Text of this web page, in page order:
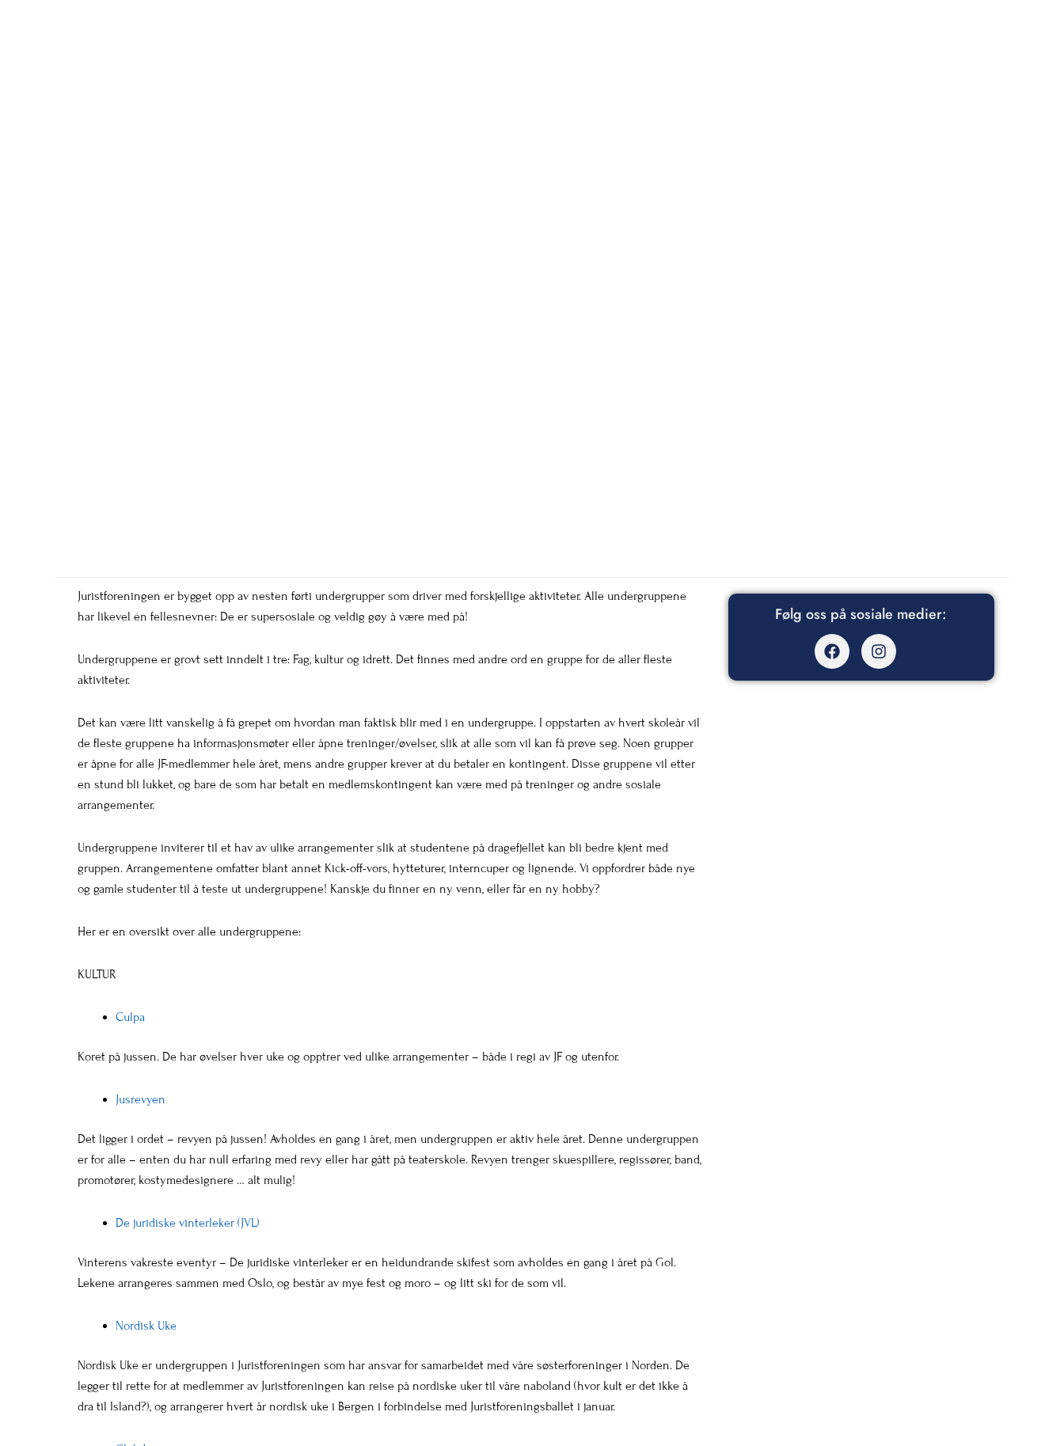
Juristforeningen er bygget opp av nesten førti undergrupper som driver med forskjellige aktiviteter. Alle undergruppene
har likevel én fellesnevner: De er supersosiale og veldig gøy å være med på!
Undergruppene er grovt sett inndelt i tre: Fag, kultur og idrett. Det finnes med andre ord en gruppe for de aller fleste
aktiviteter.
Det kan være litt vanskelig å få grepet om hvordan man faktisk blir med i en undergruppe. I oppstarten av hvert skoleår vil
de fleste gruppene ha informasjonsmøter eller åpne treninger/øvelser, slik at alle som vil kan få prøve seg. Noen grupper
er åpne for alle JF-medlemmer hele året, mens andre grupper krever at du betaler en kontingent. Disse gruppene vil etter
en stund bli lukket, og bare de som har betalt en medlemskontingent kan være med på treninger og andre sosiale
arrangementer.
Undergruppene inviterer til et hav av ulike arrangementer slik at studentene på dragefjellet kan bli bedre kjent med
gruppen. Arrangementene omfatter blant annet Kick-off-vors, hytteturer, interncuper og lignende. Vi oppfordrer både nye
og gamle studenter til å teste ut undergruppene! Kanskje du finner en ny venn, eller får en ny hobby?
Her er en oversikt over alle undergruppene:
KULTUR
Culpa
Koret på jussen. De har øvelser hver uke og opptrer ved ulike arrangementer – både i regi av JF og utenfor.
Jusrevyen
Det ligger i ordet – revyen på jussen! Avholdes én gang i året, men undergruppen er aktiv hele året. Denne undergruppen
er for alle – enten du har null erfaring med revy eller har gått på teaterskole. Revyen trenger skuespillere, regissører, band,
promotører, kostymedesignere … alt mulig!
De juridiske vinterleker (JVL)
Vinterens vakreste eventyr – De juridiske vinterleker er en heidundrande skifest som avholdes én gang i året på Gol.
Lekene arrangeres sammen med Oslo, og består av mye fest og moro – og litt ski for de som vil.
Nordisk Uke
Nordisk Uke er undergruppen i Juristforeningen som har ansvar for samarbeidet med våre søsterforeninger i Norden. De
legger til rette for at medlemmer av Juristforeningen kan reise på nordiske uker til våre naboland (hvor kult er det ikke å
dra til Island?), og arrangerer hvert år nordisk uke i Bergen i forbindelse med Juristforeningsballet i januar.
Følg oss på sosiale medier:
FacebookInstagram